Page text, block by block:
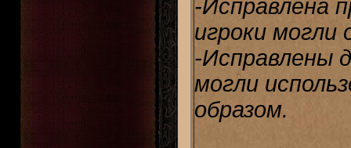
-Исправлена
игроки могли
-Исправлены
могли
образом.